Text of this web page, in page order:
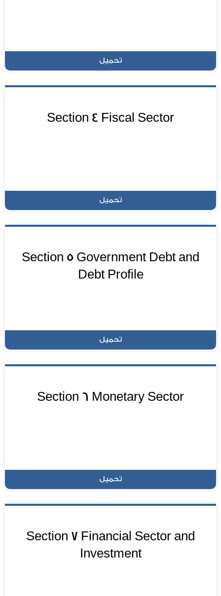
تحميل
Section 4 Fiscal Sector
تحميل
Section 5 Government Debt and
Debt Profile
تحميل
Section 6 Monetary Sector
تحميل
Section 7 Financial Sector and
Investment